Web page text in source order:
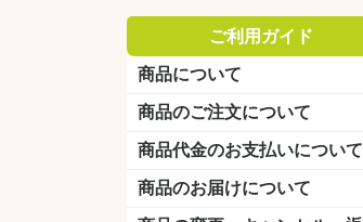
ご利用ガイド
商品について
商品のご注文について
商品代金のお支払いについて
商品のお届けについて